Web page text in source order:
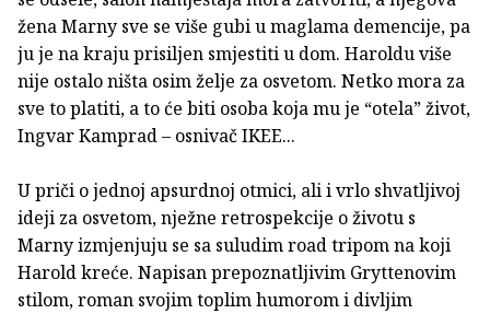
žena Marny sve se više gubi u maglama demencije, pa
ju je na kraju prisiljen smjestiti u dom. Haroldu više
nije ostalo ništa osim želje za osvetom. Netko mora za
sve to platiti, a to će biti osoba koja mu je “otela” život,
Ingvar Kamprad – osnivač IKEE...
U priči o jednoj apsurdnoj otmici, ali i vrlo shvatljivoj
ideji za osvetom, nježne retrospekcije o životu s
Marny izmjenjuju se sa suludim road tripom na koji
Harold kreće. Napisan prepoznatljivim Gryttenovim
stilom, roman svojim toplim humorom i divljim